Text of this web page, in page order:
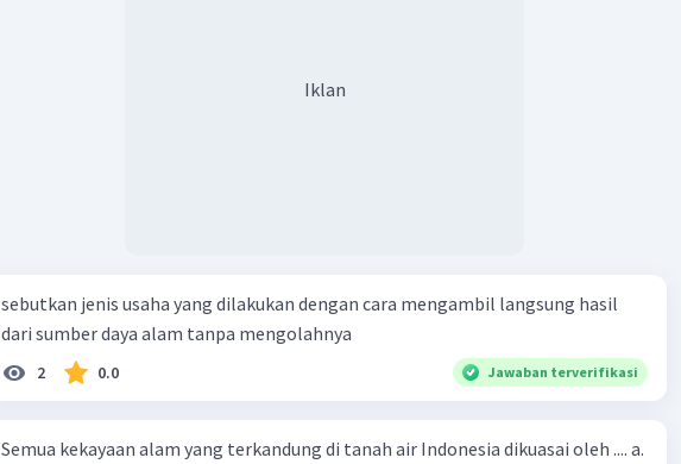
Iklan
sebutkan jenis usaha yang dilakukan dengan cara mengambil langsung hasil
dari sumber daya alam tanpa mengolahnya
2 0.0 Jawaban terverifikasi
Semua kekayaan alam yang terkandung di tanah air Indonesia dikuasai oleh .... a.